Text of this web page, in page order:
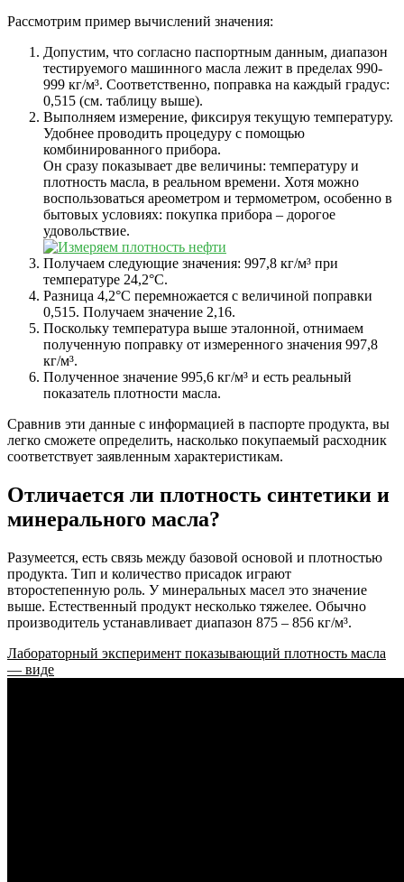
Рассмотрим пример вычислений значения:
Допустим, что согласно паспортным данным, диапазон
тестируемого машинного масла лежит в пределах 990-
999 кг/м³. Соответственно, поправка на каждый градус:
0,515 (см. таблицу выше).
Выполняем измерение, фиксируя текущую температуру.
Удобнее проводить процедуру с помощью
комбинированного прибора.
Он сразу показывает две величины: температуру и
плотность масла, в реальном времени. Хотя можно
воспользоваться ареометром и термометром, особенно в
бытовых условиях: покупка прибора – дорогое
удовольствие.
Получаем следующие значения: 997,8 кг/м³ при
температуре 24,2°C.
Разница 4,2°C перемножается с величиной поправки
0,515. Получаем значение 2,16.
Поскольку температура выше эталонной, отнимаем
полученную поправку от измеренного значения 997,8
кг/м³.
Полученное значение 995,6 кг/м³ и есть реальный
показатель плотности масла.
Сравнив эти данные с информацией в паспорте продукта, вы
легко сможете определить, насколько покупаемый расходник
соответствует заявленным характеристикам.
Отличается ли плотность синтетики и
минерального масла?
Разумеется, есть связь между базовой основой и плотностью
продукта. Тип и количество присадок играют
второстепенную роль. У минеральных масел это значение
выше. Естественный продукт несколько тяжелее. Обычно
производитель устанавливает диапазон 875 – 856 кг/м³.
Лабораторный эксперимент показывающий плотность масла
— виде